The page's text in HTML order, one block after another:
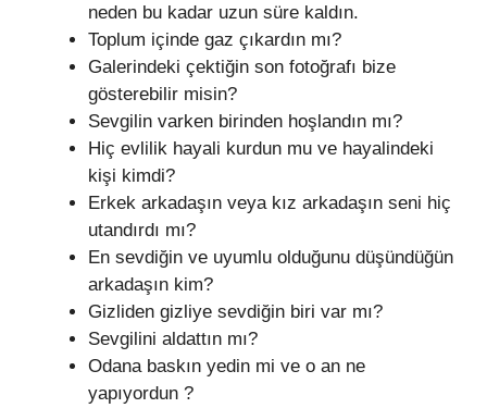
neden bu kadar uzun süre kaldın.
Toplum içinde gaz çıkardın mı?
Galerindeki çektiğin son fotoğrafı bize
gösterebilir misin?
Sevgilin varken birinden hoşlandın mı?
Hiç evlilik hayali kurdun mu ve hayalindeki
kişi kimdi?
Erkek arkadaşın veya kız arkadaşın seni hiç
utandırdı mı?
En sevdiğin ve uyumlu olduğunu düşündüğün
arkadaşın kim?
Gizliden gizliye sevdiğin biri var mı?
Sevgilini aldattın mı?
Odana baskın yedin mi ve o an ne
yapıyordun ?